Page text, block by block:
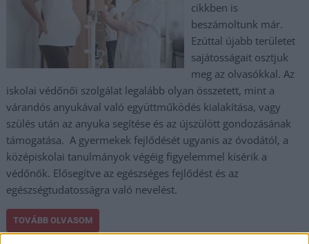
cikkben is
beszámoltunk már.
Ezúttal újabb területet
sajátosságait osztjuk
meg az olvasókkal. Az
iskolai védőnői szolgálat legalább olyan összetett, mint a
várandós anyukával való együttműködés kialakítása, vagy
szülés után az anyuka segítése és az újszülött gondozásának
támogatása. A gyermekek fejlődését ugyanis az óvodától, a
középiskolai tanulmányok végéig figyelemmel kísérik a
védőnők. Elősegítve az egészséges fejlődést és az
egészségtudatosságra való nevelést.
TOVÁBB OLVASOM